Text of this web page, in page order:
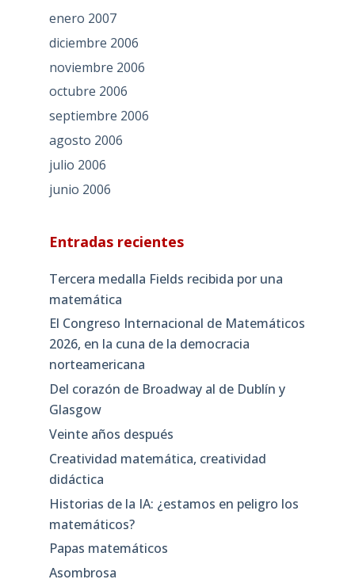
enero 2007
diciembre 2006
noviembre 2006
octubre 2006
septiembre 2006
agosto 2006
julio 2006
junio 2006
Entradas recientes
Tercera medalla Fields recibida por una
matemática
El Congreso Internacional de Matemáticos
2026, en la cuna de la democracia
norteamericana
Del corazón de Broadway al de Dublín y
Glasgow
Veinte años después
Creatividad matemática, creatividad
didáctica
Historias de la IA: ¿estamos en peligro los
matemáticos?
Papas matemáticos
Asombrosa